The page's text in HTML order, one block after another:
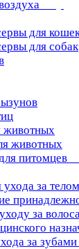
для
для собак
животных
животных
питомцев
ухода за
за
за